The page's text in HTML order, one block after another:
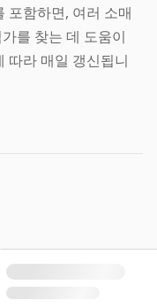
포함하면, 여러 소매
를 찾는 데 도움이
따라 매일 갱신됩니